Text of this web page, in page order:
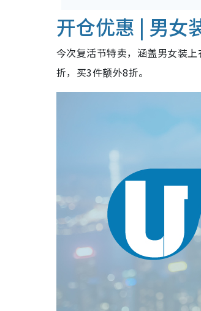
开仓优惠 | 男女
今次复活节特卖，涵盖男女装
折，买3件额外8折。